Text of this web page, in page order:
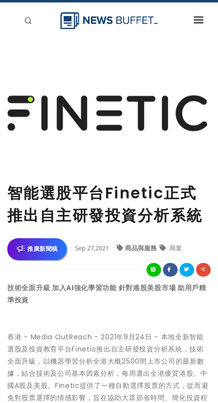
刊登
智能選股平台Finetic正式
推出自主研發投資分析系統
推廣新聞稿 Sep 27,2021 商品與服務 商業
技術全面升級 加入AI強化學習功能 針對港股美股市場 助用戶精
準投資
香港 - Media OutReach - 2021年9月24日 - 本地全新智能
選股及投資教育平台Finetic推出自主研發投資分析系統，技術
全面升級，以機器學習分析全港大概2500間上市公司的最新數
據，結合技術及公司基本因素分析，每周選出全港優質港股、中
國A股及美股。Finetic提供了一種自動選擇股票的方式，從而避
免對股票選擇的情感影響，旨在協助大眾節省時間、簡化投資程